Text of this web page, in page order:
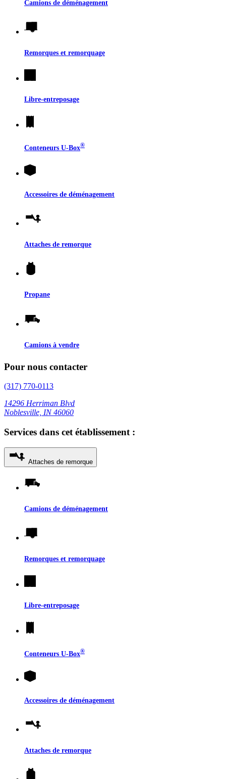
Camions de déménagement
Remorques et remorquage
Libre-entreposage
Conteneurs U-Box®
Accessoires de déménagement
Attaches de remorque
Propane
Camions à vendre
Pour nous contacter
(317) 770-0113
14296 Herriman Blvd
Noblesville, IN 46060
Services dans cet établissement :
Attaches de remorque
Camions de déménagement
Remorques et remorquage
Libre-entreposage
Conteneurs U-Box®
Accessoires de déménagement
Attaches de remorque